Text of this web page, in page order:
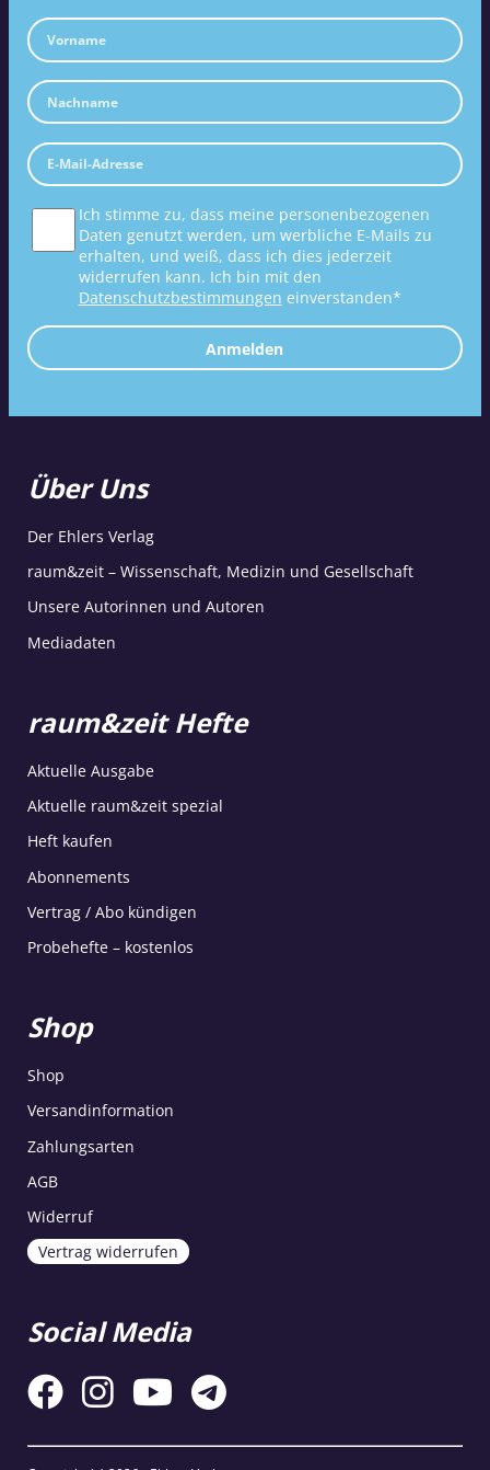
Ich stimme zu, dass meine personenbezogenen
Daten genutzt werden, um werbliche E-Mails zu
erhalten, und weiß, dass ich dies jederzeit
widerrufen kann. Ich bin mit den
Datenschutzbestimmungen einverstanden*
Anmelden
Über Uns
Der Ehlers Verlag
raum&zeit – Wissenschaft, Medizin und Gesellschaft
Unsere Autorinnen und Autoren
Mediadaten
raum&zeit Hefte
Aktuelle Ausgabe
Aktuelle raum&zeit spezial
Heft kaufen
Abonnements
Vertrag / Abo kündigen
Probehefte – kostenlos
Shop
Shop
Versandinformation
Zahlungsarten
AGB
Widerruf
Vertrag widerrufen
Social Media